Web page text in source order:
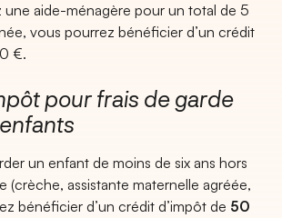
une aide-ménagère pour un total de 5
vous pourrez bénéficier d’un crédit
€.
pour frais de garde
un enfant de moins de six ans hors
(crèche, assistante maternelle agréée,
bénéficier d’un crédit d’impôt de 50